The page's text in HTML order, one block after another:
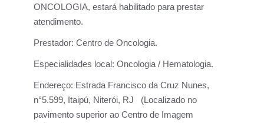
ONCOLOGIA, estará habilitado para prestar
atendimento.
Prestador: Centro de Oncologia.
Especialidades local: Oncologia / Hematologia.
Endereço: Estrada Francisco da Cruz Nunes,
n°5.599, Itaipú, Niterói, RJ (Localizado no
pavimento superior ao Centro de Imagem